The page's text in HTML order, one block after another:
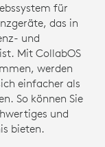
für
das in
und
Mit CollabOS
werden
einfacher als
So können Sie
und
bieten.